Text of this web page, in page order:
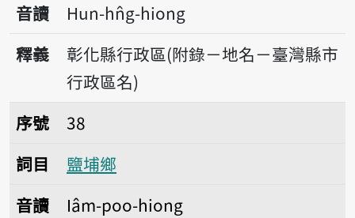
音讀
Hun-hn̂g-hiong
釋義
彰化縣行政區(附錄－地名－臺灣縣市
行政區名)
序號38鹽埔鄉
序號
38
詞目
鹽埔鄉
音讀
Iâm-poo-hiong